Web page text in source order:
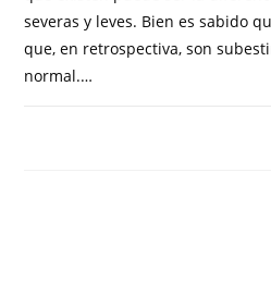
severas y leves. Bien es sabido
que, en retrospectiva, son
normal.…